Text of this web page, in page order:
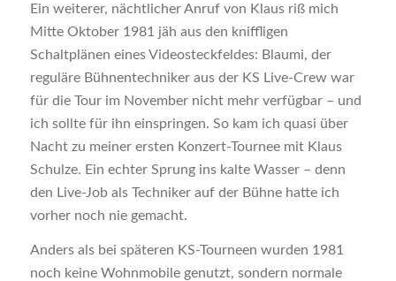
Ein weiterer, nächtlicher Anruf von Klaus riß mich
Mitte Oktober 1981 jäh aus den kniffligen
Schaltplänen eines Videosteckfeldes: Blaumi, der
reguläre Bühnentechniker aus der KS Live-Crew war
für die Tour im November nicht mehr verfügbar – und
ich sollte für ihn einspringen. So kam ich quasi über
Nacht zu meiner ersten Konzert-Tournee mit Klaus
Schulze. Ein echter Sprung ins kalte Wasser – denn
den Live-Job als Techniker auf der Bühne hatte ich
vorher noch nie gemacht.
Anders als bei späteren KS-Tourneen wurden 1981
noch keine Wohnmobile genutzt, sondern normale